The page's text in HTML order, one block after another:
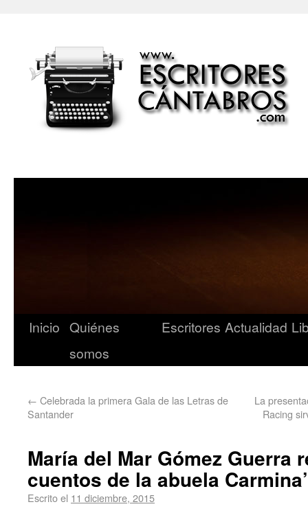
Inicio Quiénes
somos
Escritores Actualidad
← Celebrada la primera Gala de las Letras de
Santander
La
Racing
María del Mar Gómez Guerra
cuentos de la abuela Carmina’
Escrito el 11 diciembre, 2015